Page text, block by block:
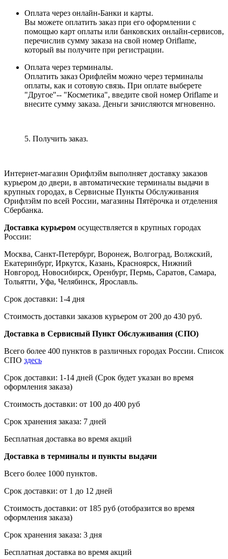
Оплата через онлайн-Банки и карты.
Вы можете оплатить заказ при его оформлении с
помощью карт оплаты или банковских онлайн-сервисов,
перечислив сумму заказа на свой номер Oriflame,
который вы получите при регистрации.
Оплата через терминалы.
Оплатить заказ Орифлейм можно через терминалы
оплаты, как и сотовую связь. При оплате выберете
"Другое"-- "Косметика", введите свой номер Oriflame и
внесите сумму заказа. Деньги зачисляются мгновенно.
5. Получить заказ.
Интернет-магазин Орифлэйм выполняет доставку заказов
курьером до двери, в автоматические терминалы выдачи в
крупных городах, в Сервисные Пункты Обслуживания
Орифлэйм по всей России, магазины Пятёрочка и отделения
Сбербанка.
Доставка курьером осуществляется в крупных городах
России:
Москва, Санкт-Петербург, Воронеж, Волгоград, Волжский,
Екатеринбург, Иркутск, Казань, Красноярск, Нижний
Новгород, Новосибирск, Оренбург, Пермь, Саратов, Самара,
Тольятти, Уфа, Челябинск, Ярославль.
Срок доставки: 1-4 дня
Стоимость доставки заказов курьером от 200 до 430 руб.
Доставка в Сервисный Пункт Обслуживания (СПО)
Всего более 400 пунктов в различных городах России. Список
СПО здесь
Срок доставки: 1-14 дней (Срок будет указан во время
оформления заказа)
Стоимость доставки: от 100 до 400 руб
Срок хранения заказа: 7 дней
Бесплатная доставка во время акций
Доставка в терминалы и пункты выдачи
Всего более 1000 пунктов.
Срок доставки: от 1 до 12 дней
Стоимость доставки: от 185 руб (отобразится во время
оформления заказа)
Срок хранения заказа: 3 дня
Бесплатная доставка во время акций